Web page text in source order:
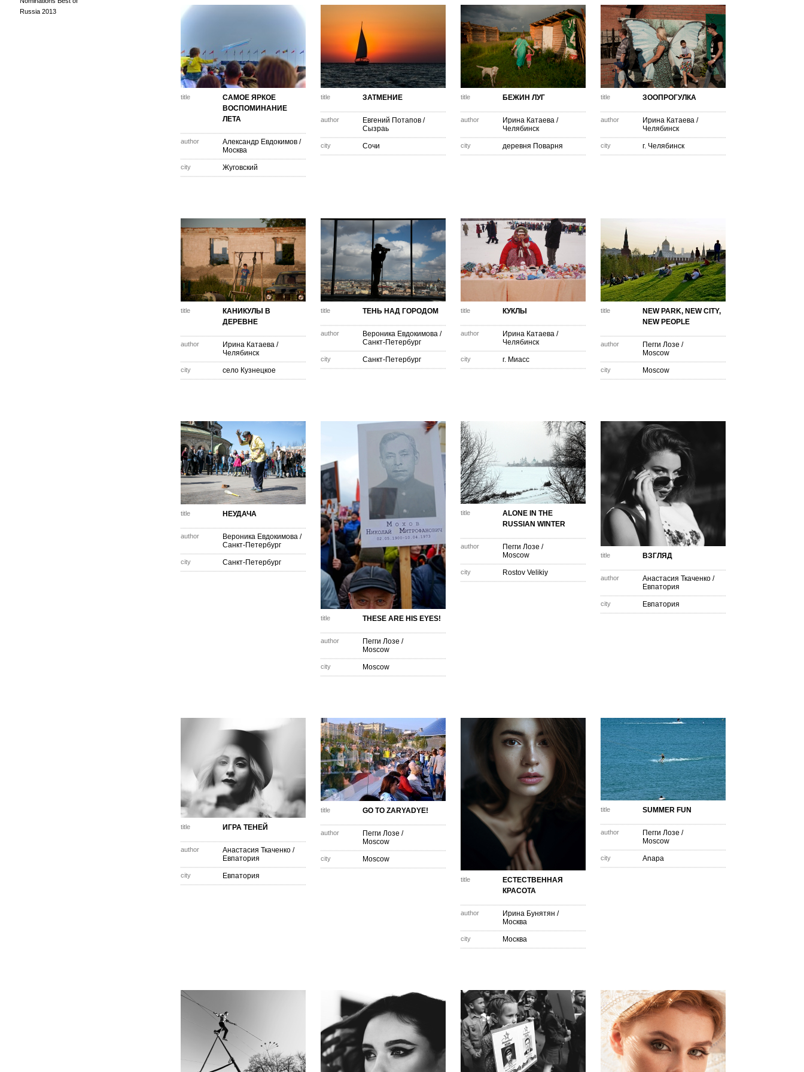
Russia 2013
title
САМОЕ ЯРКОЕ
ВОСПОМИНАНИЕ
ЛЕТА
author Александр Евдокимов /
Москва
city Жуговский
title ЗАТМЕНИЕ
author Евгений Потапов /
Сызраь
city Сочи
title БЕЖИН ЛУГ
author Ирина Катаева /
Челябинск
city деревня Поварня
title ЗООПРОГУЛКА
author Ирина Катаева /
Челябинск
city г. Челябинск
title
КАНИКУЛЫ В
ДЕРЕВНЕ
author Ирина Катаева /
Челябинск
city село Кузнецкое
title ТЕНЬ НАД ГОРОДОМ
author Вероника Евдокимова /
Санкт-Петербург
city Санкт-Петербург
title КУКЛЫ
author Ирина Катаева /
Челябинск
city г. Миасс
title
NEW PARK, NEW CITY,
NEW PEOPLE
author Пегги Лозе /
Moscow
city Moscow
title НЕУДАЧА
author Вероника Евдокимова /
Санкт-Петербург
city Санкт-Петербург
title THESE ARE HIS EYES!
author Пегги Лозе /
Moscow
city Moscow
title
ALONE IN THE
RUSSIAN WINTER
author Пегги Лозе /
Moscow
city Rostov Velikiy
title ВЗГЛЯД
author Анастасия Ткаченко /
Евпатория
city Евпатория
title ИГРА ТЕНЕЙ
author Анастасия Ткаченко /
Евпатория
city Евпатория
title GO TO ZARYADYE!
author Пегги Лозе /
Moscow
city Moscow
title
ЕСТЕСТВЕННАЯ
КРАСОТА
author Ирина Бунятян /
Москва
city Москва
title SUMMER FUN
author Пегги Лозе /
Moscow
city Anapa